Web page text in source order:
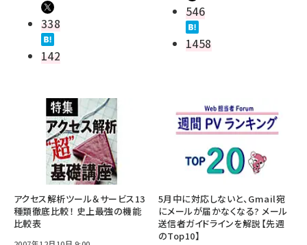
338
142
546
1458
アクセス解析ツール＆サービス13
種類徹底比較！ 史上最強の機能
比較表
5月中に対応しないと、Gmail宛
にメールが届かなくなる? メール
送信者ガイドラインを解説【先週
のTop10】